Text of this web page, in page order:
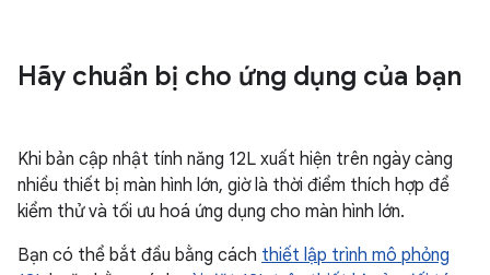
Hãy chuẩn bị cho ứng dụng của bạn
Khi bản cập nhật tính năng 12L xuất hiện trên ngày càng
nhiều thiết bị màn hình lớn, giờ là thời điểm thích hợp để
kiểm thử và tối ưu hoá ứng dụng cho màn hình lớn.
Bạn có thể bắt đầu bằng cách thiết lập trình mô phỏng